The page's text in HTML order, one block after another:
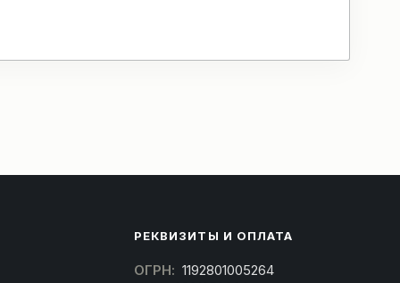
РЕКВИЗИТЫ И ОПЛАТА
ОГРН: 1192801005264